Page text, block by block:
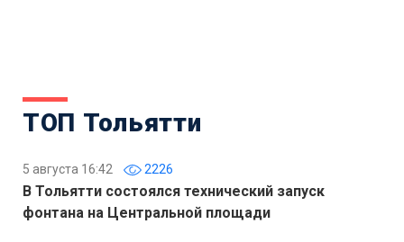
ТОП Тольятти
5 августа 16:42 2226
В Тольятти состоялся технический запуск
фонтана на Центральной площади